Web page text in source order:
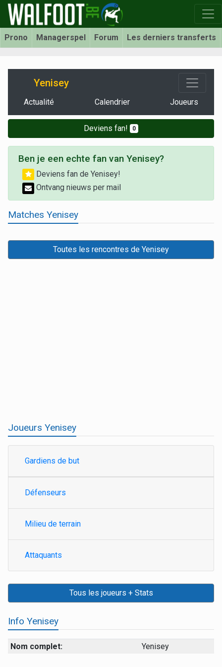
Prono Managerspel Forum Les derniers transferts
Yenisey
Actualité Calendrier Joueurs
Deviens fan! 0
Ben je een echte fan van Yenisey?
Deviens fan de Yenisey!
Ontvang nieuws per mail
Matches Yenisey
Toutes les rencontres de Yenisey
Joueurs Yenisey
Gardiens de but
Défenseurs
Milieu de terrain
Attaquants
Tous les joueurs + Stats
Info Yenisey
Nom complet: Yenisey